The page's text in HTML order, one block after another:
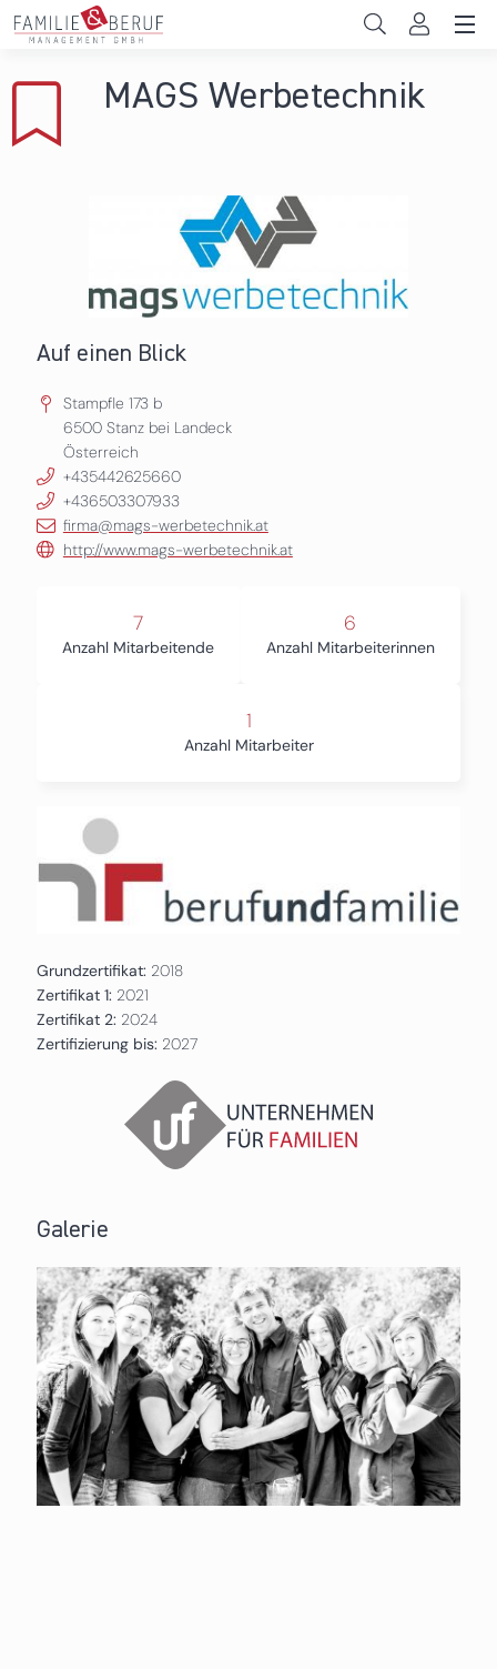
Direkt zum Inhalt
Gemeinden
Persönliche Vereinbarkeit
MAGS Werbetechnik
Auf einen Blick
Stampfle 173 b
6500 Stanz bei Landeck
Österreich
+435442625660
+436503307933
firma@mags-werbetechnik.at
http://www.mags-werbetechnik.at
7
Anzahl Mitarbeitende
6
Anzahl Mitarbeiterinnen
1
Anzahl Mitarbeiter
Grundzertifikat: 2018
Zertifikat 1: 2021
Zertifikat 2: 2024
Zertifizierung bis: 2027
Galerie